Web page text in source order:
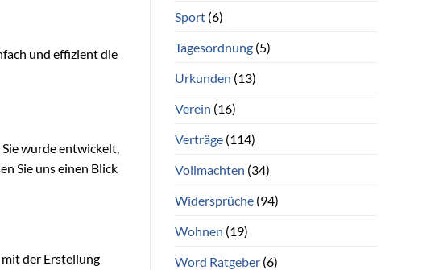
und effizient die
wurde entwickelt,
Sie uns einen Blick
der Erstellung
Sport(6)
Tagesordnung(5)
Urkunden (13)
Verein (16)
Verträge(114)
Vollmachten (34)
Widersprüche(94)
Wohnen (19)
Word Ratgeber(6)